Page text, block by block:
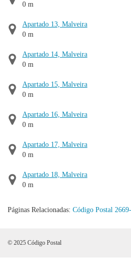
0 m
Apartado 13, Malveira
0 m
Apartado 14, Malveira
0 m
Apartado 15, Malveira
0 m
Apartado 16, Malveira
0 m
Apartado 17, Malveira
0 m
Apartado 18, Malveira
0 m
Páginas Relacionadas: Código Postal
© 2025 Código Postal